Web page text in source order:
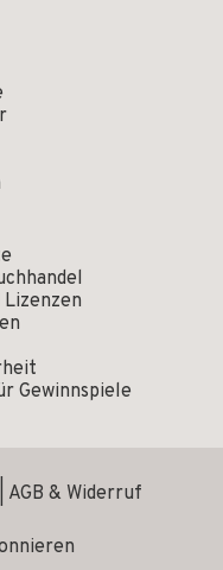
Gewinnspiele
AGB & Widerruf